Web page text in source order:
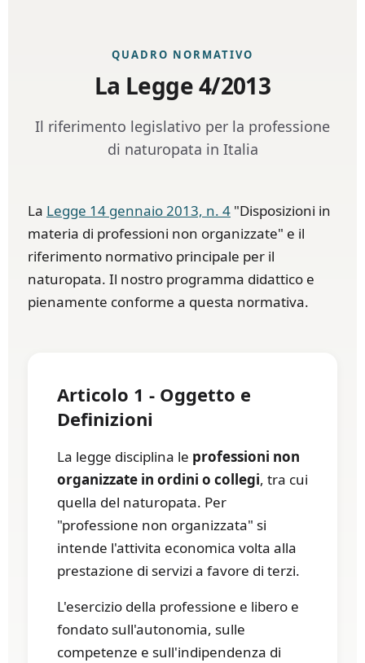
QUADRO NORMATIVO
La Legge 4/2013
Il riferimento legislativo per la professione
di naturopata in Italia
La Legge 14 gennaio 2013, n. 4 "Disposizioni in
materia di professioni non organizzate" e il
riferimento normativo principale per il
naturopata. Il nostro programma didattico e
pienamente conforme a questa normativa.
Articolo 1 - Oggetto e
Definizioni
La legge disciplina le professioni non
organizzate in ordini o collegi, tra cui
quella del naturopata. Per
"professione non organizzata" si
intende l'attivita economica volta alla
prestazione di servizi a favore di terzi.
L'esercizio della professione e libero e
fondato sull'autonomia, sulle
competenze e sull'indipendenza di